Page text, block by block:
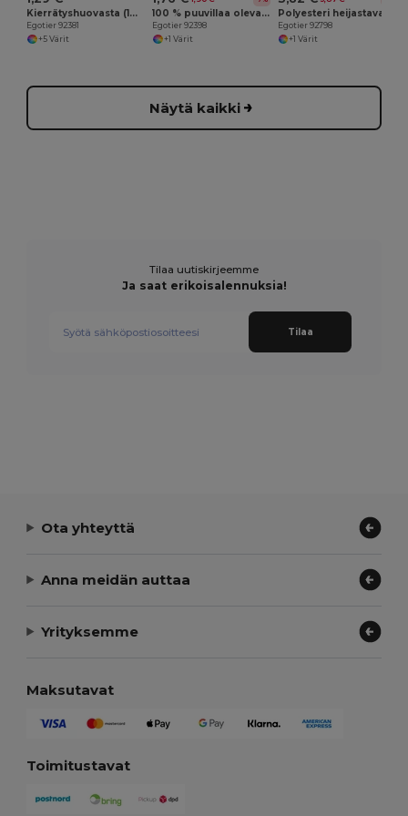
Kierrätyshuovasta (100% rPET) valmistettu monikäyttölaukku
Egotier 92381
+5 Värit
100 % puuvillaa oleva reppupussi (140 g/m²)
Egotier 92398
+1 Värit
Egotier 92798
+1 Värit
Näytä kaikki
Tilaa uutiskirjeemme
Ja saat erikoisalennuksia!
Tilaa
Ota yhteyttä
Anna meidän auttaa
Yrityksemme
Maksutavat
Toimitustavat